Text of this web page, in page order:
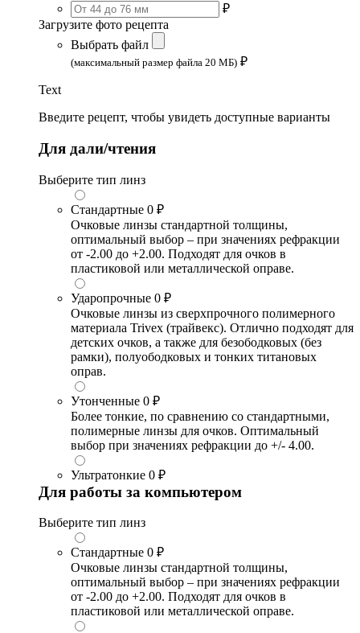
₽
Загрузите фото рецепта
Выбрать файл
(максимальный размер файла 20 МБ) ₽
Text
Введите рецепт, чтобы увидеть доступные варианты
Для дали/чтения
Выберите тип линз
Стандартные 0 ₽
Очковые линзы стандартной толщины,
оптимальный выбор – при значениях рефракции
от -2.00 до +2.00. Подходят для очков в
пластиковой или металлической оправе.
Ударопрочные 0 ₽
Очковые линзы из сверхпрочного полимерного
материала Trivex (трайвекс). Отлично подходят для
детских очков, а также для безободковых (без
рамки), полуободковых и тонких титановых
оправ.
Утонченные 0 ₽
Более тонкие, по сравнению со стандартными,
полимерные линзы для очков. Оптимальный
выбор при значениях рефракции до +/- 4.00.
Ультратонкие 0 ₽
Для работы за компьютером
Выберите тип линз
Стандартные 0 ₽
Очковые линзы стандартной толщины,
оптимальный выбор – при значениях рефракции
от -2.00 до +2.00. Подходят для очков в
пластиковой или металлической оправе.